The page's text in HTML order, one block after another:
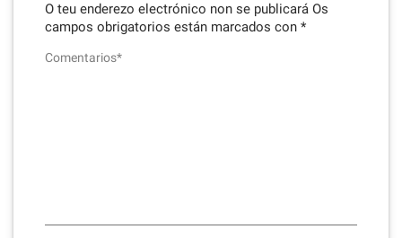
O teu enderezo electrónico non se publicará Os
campos obrigatorios están marcados con *
Comentarios*